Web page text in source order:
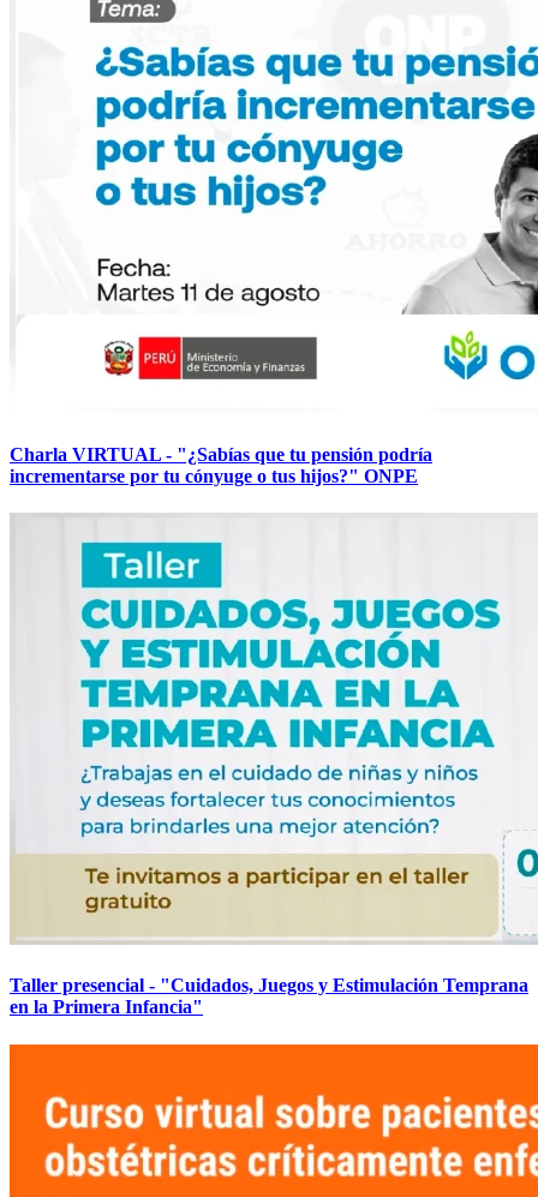
Charla VIRTUAL - "¿Sabías que tu pensión podría
incrementarse por tu cónyuge o tus hijos?" ONPE
Taller presencial - "Cuidados, Juegos y Estimulación Temprana
en la Primera Infancia"